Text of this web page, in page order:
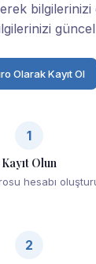
bilgilerinizi
Olarak Kayıt Ol
1
Kayıt Olun
hesabı
2